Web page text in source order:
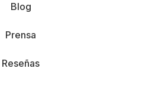
Blog
Prensa
Reseñas